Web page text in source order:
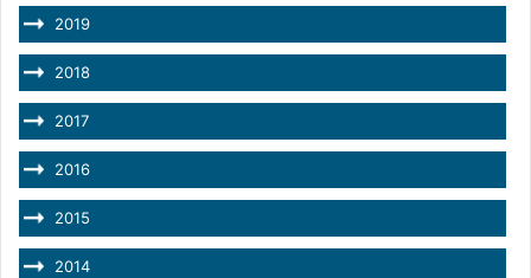
2019
2018
2017
2016
2015
2014